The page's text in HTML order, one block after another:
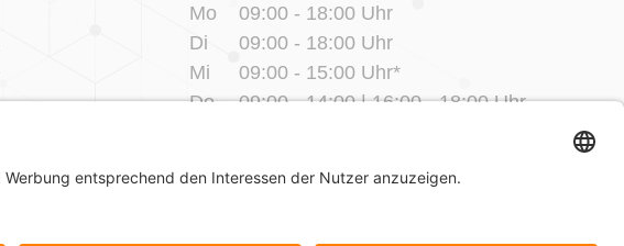
Mo
09:00 - 18:00 Uhr
Di
09:00 - 18:00 Uhr
Mi
09:00 - 15:00 Uhr*
Do
09:00 - 14:00 | 16:00 - 18:00 Uhr